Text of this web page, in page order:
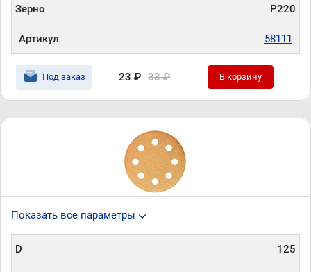
Зерно P220
Артикул 58111
Под заказ 23 ₽ 33 ₽ В корзину
Показать все параметры
D 125